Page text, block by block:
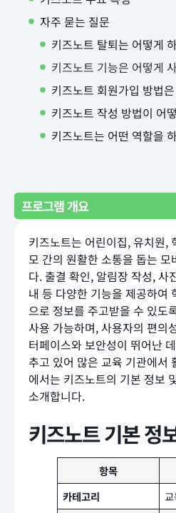
자주 묻는 질문
키즈노트 탈퇴는 어떻게
키즈노트 기능은 어떻게
키즈노트 회원가입 방법
키즈노트 작성 방법이 어
키즈노트는 어떤 역할을
프로그램 개요
키즈노트는 어린이집, 유치원,
모 간의 원활한 소통을 돕는 모
다. 출결 확인, 알림장 작성, 사
내 등 다양한 기능을 제공하여
으로 정보를 주고받을 수 있도
사용 가능하며, 사용자의 편의
터페이스와 보안성이 뛰어난
추고 있어 많은 교육 기관에서
에서는 키즈노트의 기본 정보
소개합니다.
키즈노트 기본 정
항목
카테고리